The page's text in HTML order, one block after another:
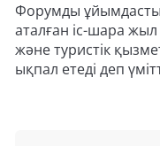
Форумды
аталған іс-шара
және туристік
ықпал етеді деп